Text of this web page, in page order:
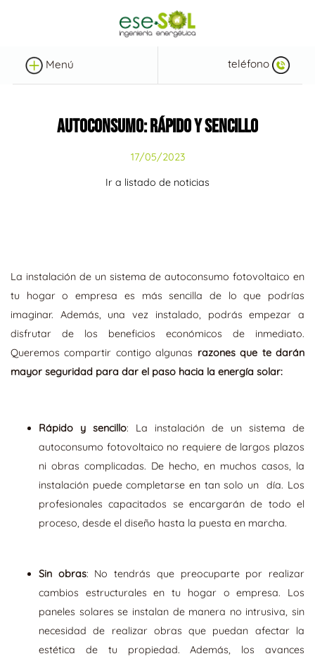
Menú teléfono
AUTOCONSUMO: RÁPIDO Y SENCILLO
17/05/2023
Ir a listado de noticias
La instalación de un sistema de autoconsumo fotovoltaico en
tu hogar o empresa es más sencilla de lo que podrías
imaginar. Además, una vez instalado, podrás empezar a
disfrutar de los beneficios económicos de inmediato.
Queremos compartir contigo algunas razones que te darán
mayor seguridad para dar el paso hacia la energía solar:
Rápido y sencillo: La instalación de un sistema de
autoconsumo fotovoltaico no requiere de largos plazos
ni obras complicadas. De hecho, en muchos casos, la
instalación puede completarse en tan solo un día. Los
profesionales capacitados se encargarán de todo el
proceso, desde el diseño hasta la puesta en marcha.
Sin obras: No tendrás que preocuparte por realizar
cambios estructurales en tu hogar o empresa. Los
paneles solares se instalan de manera no intrusiva, sin
necesidad de realizar obras que puedan afectar la
estética de tu propiedad. Además, los avances